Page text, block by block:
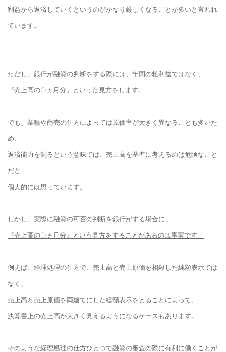
利益から返済していくというのがかなり厳しくなることが多いと言われ
ています。
ただし、銀行が融資の判断をする際には、年間の粗利益ではなく、
『売上高の○ヵ月分』といった見方をします。
でも、業種や商売の仕方によっては原価率が大きく異なることも多いた
め、
返済能力を測るという意味では、売上高を基準に考えるのは危険なこと
だと
個人的には思っています。
しかし、 実際に融資の可否の判断を銀行がする場合に、
『売上高の○ヵ月分』という見方をすることがあるのは事実です。
例えば、経理処理の仕方で、売上高と売上原価を相殺した純額表示では
なく、
売上高と売上原価を両建てにした総額表示をとることによって、
決算書上の売上高が大きく見えるようになるケースもあります。
そのような経理処理の仕方ひとつで融資の審査の際に有利に働くことが